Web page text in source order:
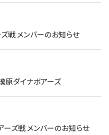
戦 メンバーのお知らせ
原ダイナボアーズ
ズ戦 メンバーのお知らせ